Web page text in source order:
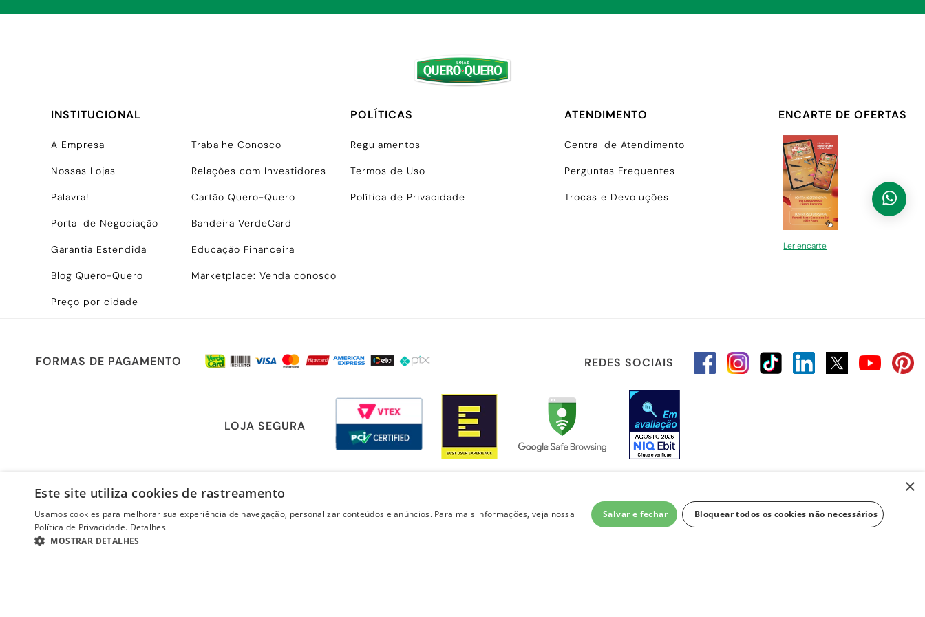
INSTITUCIONAL
A Empresa Trabalhe Conosco
Nossas Lojas Relações com Investidores
Palavra! Cartão Quero-Quero
Portal de Negociação Bandeira VerdeCard
Garantia Estendida Educação Financeira
Blog Quero-Quero Marketplace: Venda conosco
Preço por cidade
POLÍTICAS
Regulamentos
Termos de Uso
Política de Privacidade
ATENDIMENTO
Central de Atendimento
Perguntas Frequentes
Trocas e Devoluções
ENCARTE DE OFERTAS
Ler encarte
FORMAS DE PAGAMENTO REDES SOCIAIS
LOJA SEGURA
×
Este site utiliza cookies de rastreamento
Usamos cookies para melhorar sua experiência de navegação, personalizar conteúdos e anúncios. Para mais informações, veja nossa
Política de Privacidade. Detalhes
MOSTRAR DETALHES
Salvar e fechar Bloquear todos os cookies não necessários